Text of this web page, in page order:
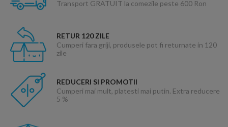
Transport GRATUIT la comezile peste 600 Ron
RETUR 120 ZILE
Cumperi fara griji, produsele pot fi returnate in 120
zile
REDUCERI SI PROMOTII
Cumperi mai mult, platesti mai putin. Extra reducere
5 %